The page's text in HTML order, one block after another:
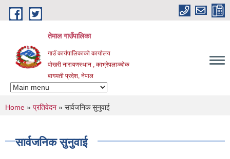
Skip to main content
तेमाल गाउँपालिका
गाउँ कार्यपालिकाको कार्यालय
पोखरी नारायणस्थान , काभ्रेपलाञ्चोक ‌‌‍‍‍‍‍‍
बागमती प्रदेश, नेपाल
You are here
Home » प्रतिवेदन » सार्वजनिक सुनुवाई
सार्वजनिक सुनुवाई